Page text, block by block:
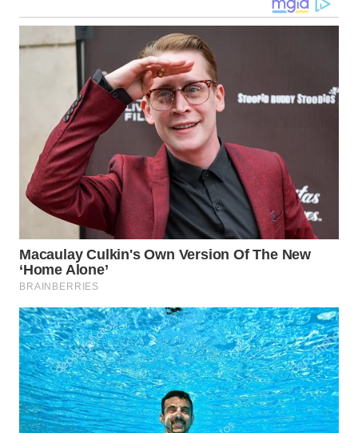
SULUT
WN
MALUT
WN
DAIRI
DANAU
TOBA
WN
NIAS
WN
LANGKAT